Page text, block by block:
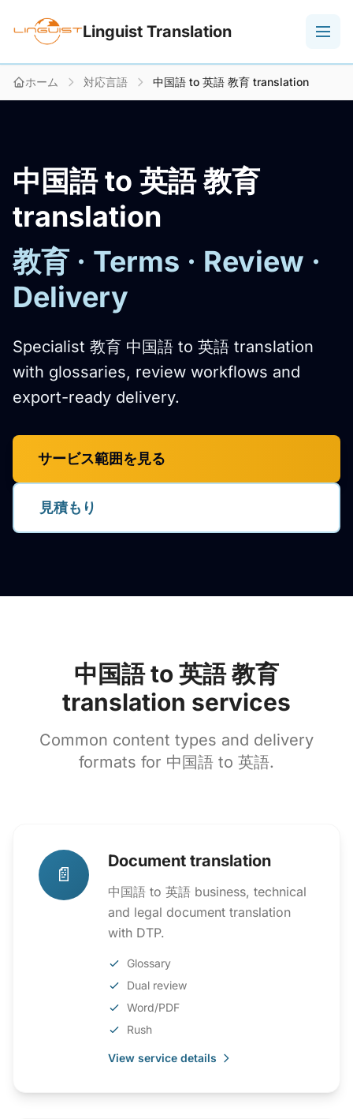
Linguist Translation
ホーム 対応言語 中国語 to 英語 教育 translation
中国語 to 英語 教育
translation
教育 · Terms · Review ·
Delivery
Specialist 教育 中国語 to 英語 translation
with glossaries, review workflows and
export-ready delivery.
サービス範囲を見る
見積もり
中国語 to 英語 教育
translation services
Common content types and delivery
formats for 中国語 to 英語.
📄
Document translation
中国語 to 英語 business, technical
and legal document translation
with DTP.
Glossary
Dual review
Word/PDF
Rush
View service details